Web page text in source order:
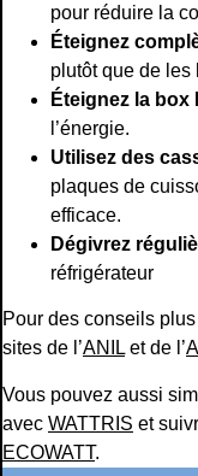
pour réduire la
Éteignez
plutôt que de les
Éteignez la box
l’énergie.
Utilisez des
plaques de
efficace.
Dégivrez
réfrigérateur
Pour des conseils
sites de l’ANIL et de l’
Vous pouvez aussi
avec WATTRIS et
ECOWATT.